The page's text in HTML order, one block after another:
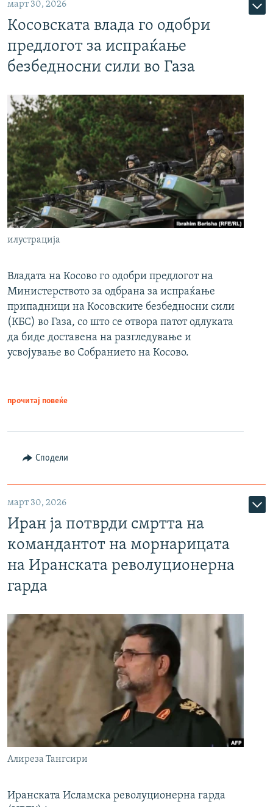
март 30, 2026
Косовската влада го одобри
предлогот за испраќање
безбедносни сили во Газа
илустрација
Владата на Косово го одобри предлогот на
Министерството за одбрана за испраќање
припадници на Косовските безбедносни сили
(КБС) во Газа, со што се отвора патот одлуката
да биде доставена на разгледување и
усвојување во Собранието на Косово.
прочитај повеќе
Сподели
март 30, 2026
Иран ја потврди смртта на
командантот на морнарицата
на Иранската револуционерна
гарда
Алиреза Тангсири
Иранската Исламска револуционерна гарда